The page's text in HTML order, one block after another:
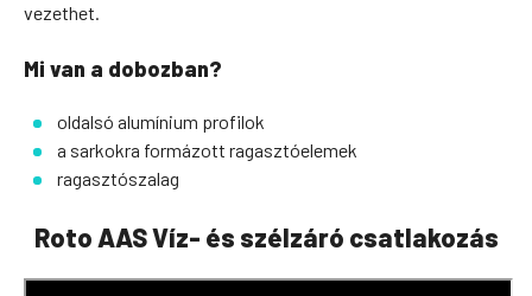
vezethet.
Mi van a dobozban?
oldalsó alumínium profilok
a sarkokra formázott ragasztóelemek
ragasztószalag
Roto AAS Víz- és szélzáró csatlakozás